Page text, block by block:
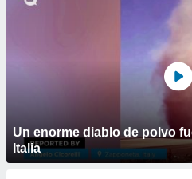
Un enorme diablo de polvo
Italia